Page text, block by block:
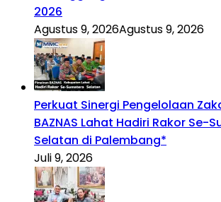
2026
Agustus 9, 2026Agustus 9, 2026
Perkuat Sinergi Pengelolaan
BAZNAS Lahat Hadiri Rakor Se-
Selatan di Palembang*
Juli 9, 2026